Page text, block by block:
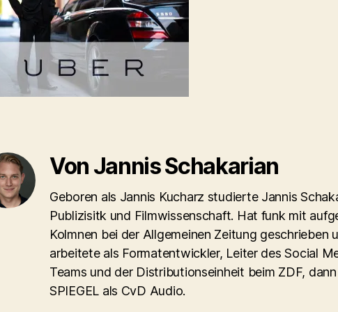
Von Jannis Schakarian
Geboren als Jannis Kucharz studierte Jannis
Publizisitk und Filmwissenschaft. Hat funk mit
Kolmnen bei der Allgemeinen Zeitung geschrieben
arbeitete als Formatentwickler, Leiter des Social
Teams und der Distributionseinheit beim ZDF,
SPIEGEL als CvD Audio.